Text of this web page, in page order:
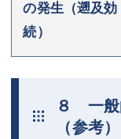
の発生（遡及
続）
８ 一般
（参考）